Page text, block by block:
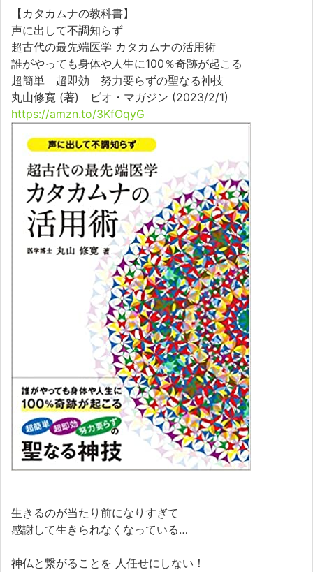
【カタカムナの教科書】
声に出して不調知らず
超古代の最先端医学 カタカムナの活用術
誰がやっても身体や人生に100％奇跡が起こる
超簡単 超即効 努力要らずの聖なる神技
丸山修寛 (著) ビオ・マガジン (2023/2/1)
https://amzn.to/3KfOqyG
生きるのが当たり前になりすぎて
感謝して生きられなくなっている…
神仏と繋がることを 人任せにしない！